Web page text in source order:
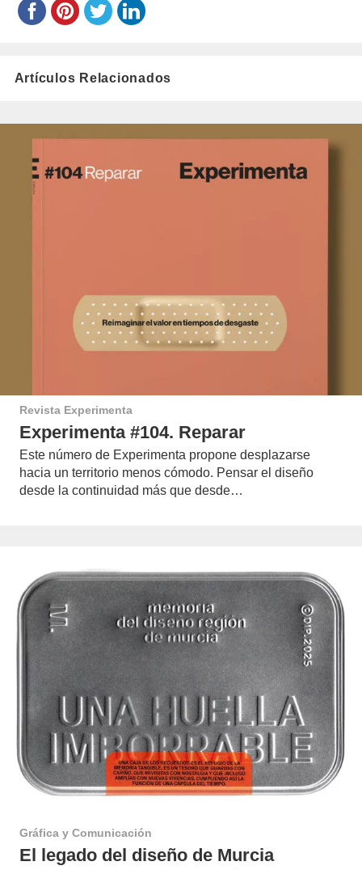
Artículos Relacionados
Revista Experimenta
Experimenta #104. Reparar
Este número de Experimenta propone desplazarse
hacia un territorio menos cómodo. Pensar el diseño
desde la continuidad más que desde…
Gráfica y Comunicación
El legado del diseño de Murcia